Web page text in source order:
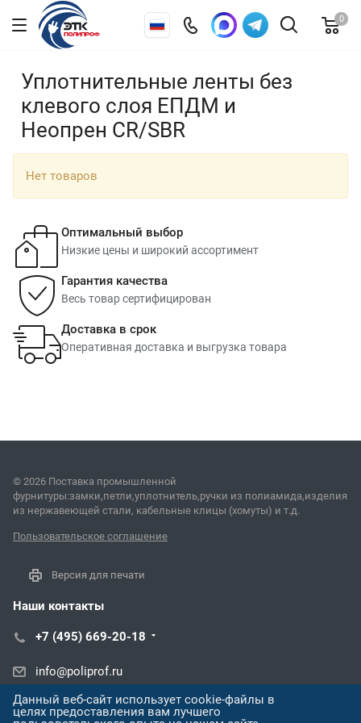
0
Уплотнительные ленты без
клевого слоя ЕПДМ и
Неопрен CR/SBR
Нет товаров
Оптимальный выбор
Низкие цены и широкий ассортимент
Гарантия качества
Весь товар сертифицирован
Доставка в срок
Оперативная доставка и выгрузка товара
© 2026 Поставка промышленной
фурнитуры:замки,петли,уплотнитель,ручки из полиамида,изделия
из нержавеющей стали, кабельные клицы (хомуты) и т.д.
Пользовательское соглашение
Версия для печати
Наши контакты
+7 (495) 669-20-18
info@poliprof.ru
ул. Черняховского, 86/1
Данный веб-сайт использует cookie-файлы в
целях предоставления вам лучшего